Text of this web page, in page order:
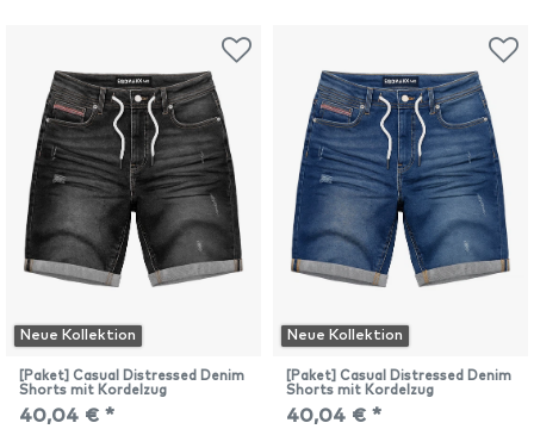
Neue Kollektion
[Paket] Casual Distressed Denim
Shorts mit Kordelzug
40,04 € *
Neue Kollektion
[Paket] Casual Distressed Denim
Shorts mit Kordelzug
40,04 € *